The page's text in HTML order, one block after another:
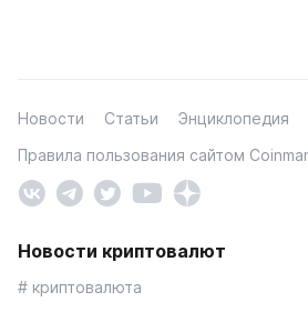
Новости Статьи Энциклопедия
Правила пользования сайтом
Новости криптовалют
# криптовалюта